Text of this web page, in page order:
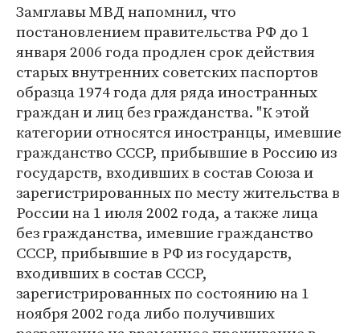
Замглавы МВД напомнил, что
постановлением правительства РФ до 1
января 2006 года продлен срок действия
старых внутренних советских паспортов
образца 1974 года для ряда иностранных
граждан и лиц без гражданства. "К этой
категории относятся иностранцы, имевшие
гражданство СССР, прибывшие в Россию из
государств, входивших в состав Союза и
зарегистрированных по месту жительства в
России на 1 июля 2002 года, а также лица
без гражданства, имевшие гражданство
СССР, прибывшие в РФ из государств,
входивших в состав СССР,
зарегистрированных по состоянию на 1
ноября 2002 года либо получивших